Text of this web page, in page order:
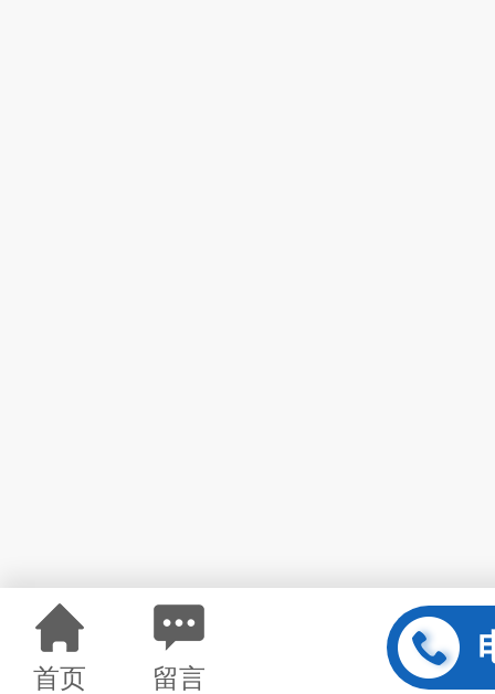
首页 留言